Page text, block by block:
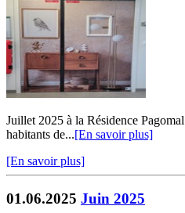
Juillet 2025 à la Résidence
habitants de...[En savoir plus]
[En savoir plus]
01.06.2025 Juin 2025